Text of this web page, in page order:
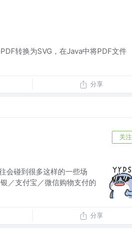
转换为SVG，在Java中将PDF文件
分享
关注
会碰到很多这样的一些场
／支付宝／微信购物支付的
分享